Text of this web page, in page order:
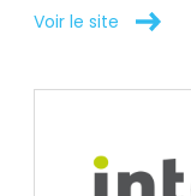
Voir le site